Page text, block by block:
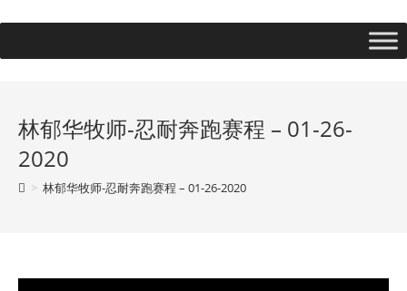
林郁华牧师-忍耐奔跑赛程 – 01-26-
2020
> 林郁华牧师-忍耐奔跑赛程 – 01-26-2020